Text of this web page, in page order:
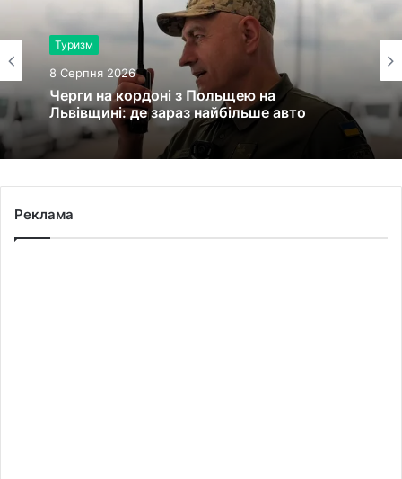
Туризм
8 Серпня 2026
Львівщині: де зараз найбільше авто
Здоров'я
8 Серпня 2026
У львівській лікарні святої Анни
народилися двійнята з окремими
Реклама